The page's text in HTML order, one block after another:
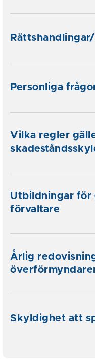
Personliga
Vilka regler
Utbildningar för
förvaltare
Årlig
Skyldighet att